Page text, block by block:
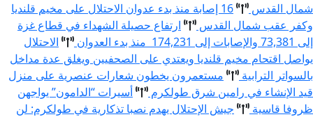
شمال القدس
16 إصابة منذ بدء عدوان الاحتلال على مخيم قلنديا
وكفر عقب شمال القدس
ارتفاع حصيلة الشهداء في قطاع غزة
إلى 73,381 والإصابات إلى 174,231 منذ بدء العدوان
الاحتلال
يواصل اقتحام مخيم قلنديا ويعتدي على الصحفيين ويغلق عدة مداخل
بالسواتر الترابية
مستعمرون يخطون شعارات عنصرية على منزل
قيد الإنشاء في رامين شرق طولكرم
أسيرات “الدامون” يواجهن
ظروفا قاسية
جيش الإحتلال يهدم نصبا تذكارية في طولكرم: لن